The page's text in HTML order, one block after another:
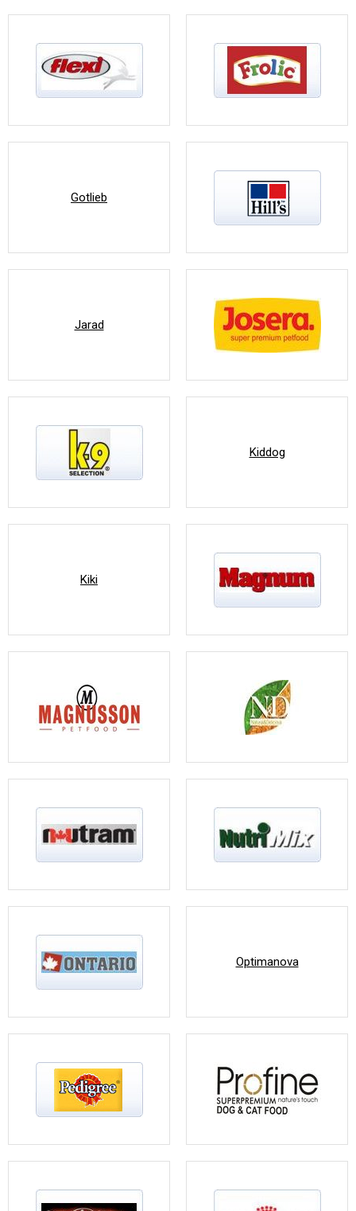
Gotlieb
Jarad
Kiddog
Kiki
Optimanova